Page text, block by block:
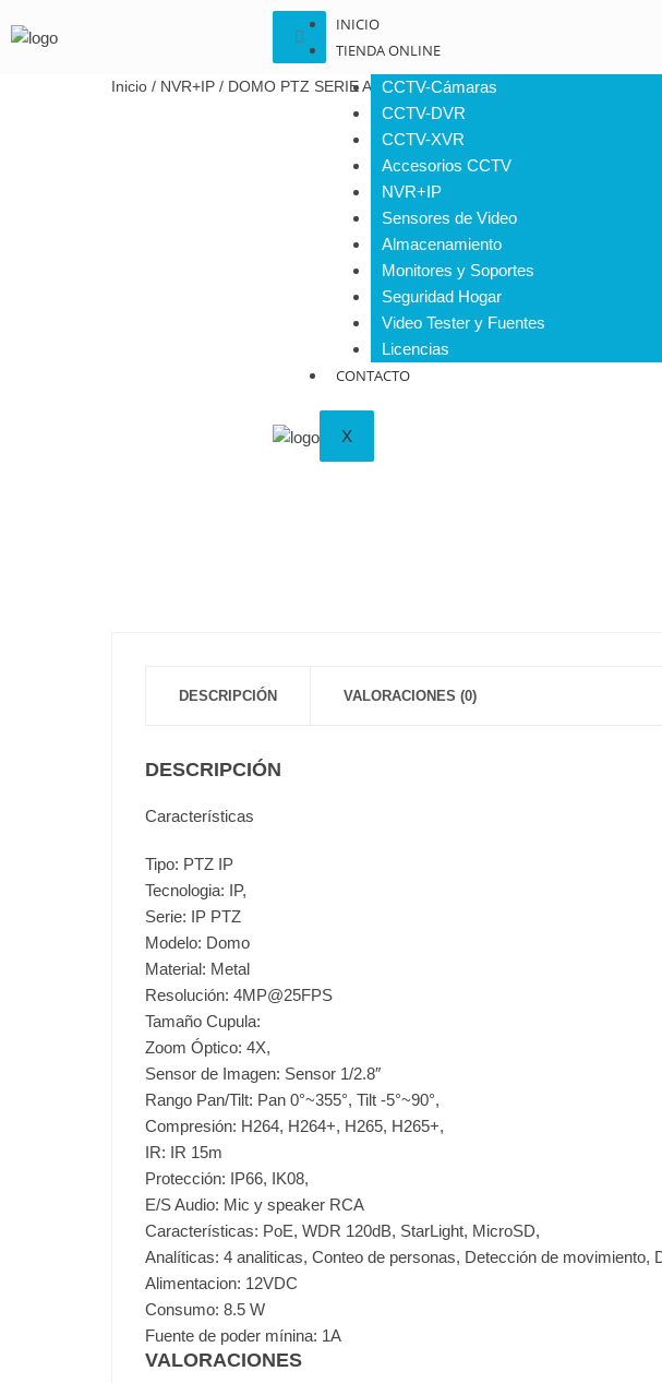
INICIO
TIENDA ONLINE
CCTV-Cámaras
CCTV-DVR
CCTV-XVR
Accesorios CCTV
NVR+IP
Sensores de Video
Almacenamiento
Monitores y Soportes
Seguridad Hogar
Video Tester y Fuentes
Licencias
CONTACTO
X
Inicio / NVR+IP / DOMO PTZ SERIE AI STARLIGHT 4MP@30FPS ZOOM 4X
DESCRIPCIÓN VALORACIONES (0)
DESCRIPCIÓN
Características
Tipo: PTZ IP
Tecnologia: IP,
Serie: IP PTZ
Modelo: Domo
Material: Metal
Resolución: 4MP@25FPS
Tamaño Cupula:
Zoom Óptico: 4X,
Sensor de Imagen: Sensor 1/2.8″
Rango Pan/Tilt: Pan 0°~355°, Tilt -5°~90°,
Compresión: H264, H264+, H265, H265+,
IR: IR 15m
Protección: IP66, IK08,
E/S Audio: Mic y speaker RCA
Características: PoE, WDR 120dB, StarLight, MicroSD,
Analíticas: 4 analiticas, Conteo de personas, Detección de movimiento,
Alimentacion: 12VDC
Consumo: 8.5 W
Fuente de poder mínina: 1A
VALORACIONES